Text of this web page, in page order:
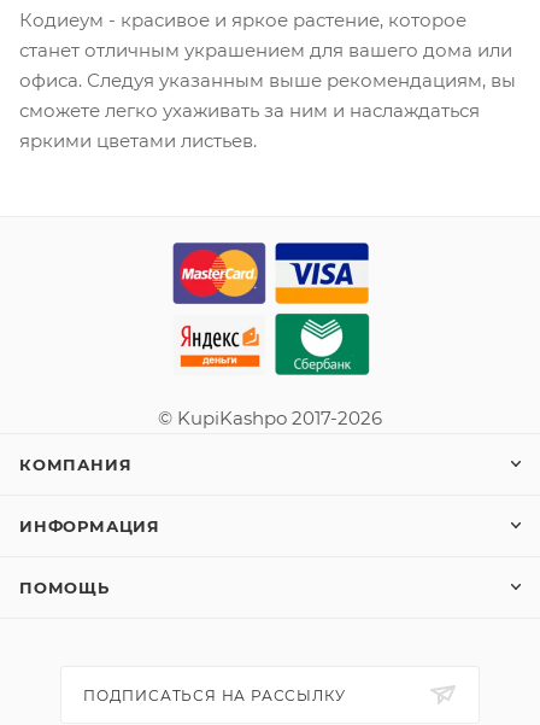
Кодиеум - красивое и яркое растение, которое
станет отличным украшением для вашего дома или
офиса. Следуя указанным выше рекомендациям, вы
сможете легко ухаживать за ним и наслаждаться
яркими цветами листьев.
© KupiKashpo 2017-2026
КОМПАНИЯ
ИНФОРМАЦИЯ
ПОМОЩЬ
ПОДПИСАТЬСЯ НА РАССЫЛКУ